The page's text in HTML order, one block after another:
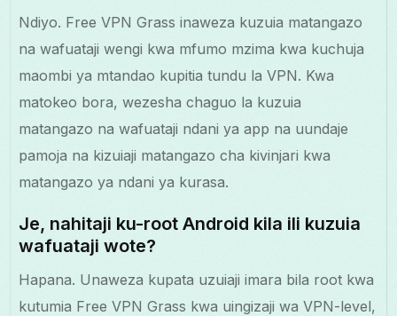
Ndiyo. Free VPN Grass inaweza kuzuia matangazo
na wafuataji wengi kwa mfumo mzima kwa kuchuja
maombi ya mtandao kupitia tundu la VPN. Kwa
matokeo bora, wezesha chaguo la kuzuia
matangazo na wafuataji ndani ya app na uundaje
pamoja na kizuiaji matangazo cha kivinjari kwa
matangazo ya ndani ya kurasa.
Je, nahitaji ku-root Android kila ili kuzuia
wafuataji wote?
Hapana. Unaweza kupata uzuiaji imara bila root kwa
kutumia Free VPN Grass kwa uingizaji wa VPN-level,